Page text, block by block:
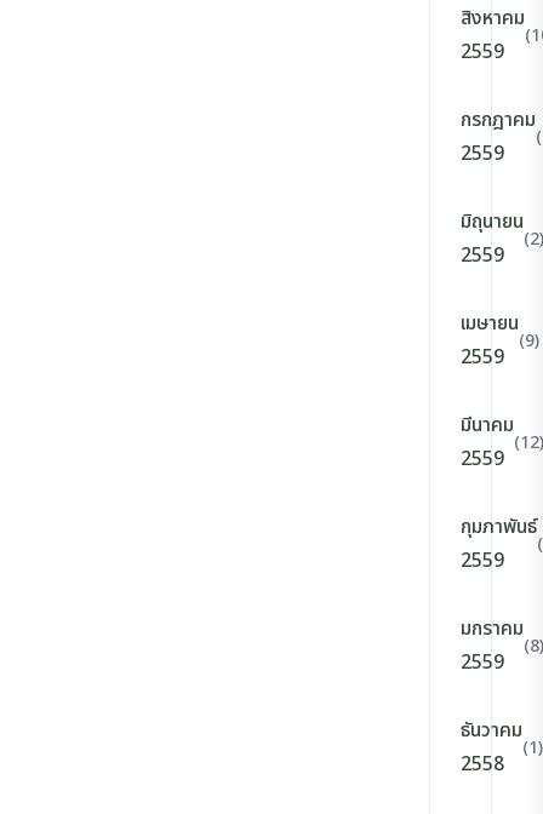
สิงหาคม
2559
กรกฎาคม
2559
มิถุนายน
2559
(2)
เมษายน
2559
(9)
มีนาคม
2559
(12)
กุมภาพันธ์
2559
มกราคม
2559
(8)
ธันวาคม
2558
(1)